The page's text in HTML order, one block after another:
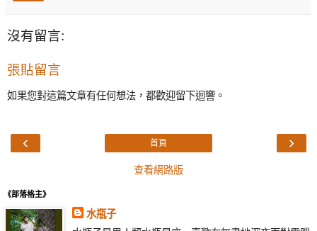
沒有留言:
張貼留言
如果您對這篇文章有任何想法，都歡迎留下迴響。
‹ ›
首頁
查看網路版
《部落格主》
水瓶子